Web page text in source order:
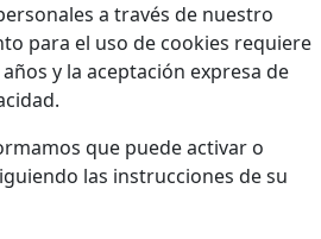
a través de nuestro
para el uso de cookies requiere
y la aceptación expresa de
que puede activar o
las instrucciones de su